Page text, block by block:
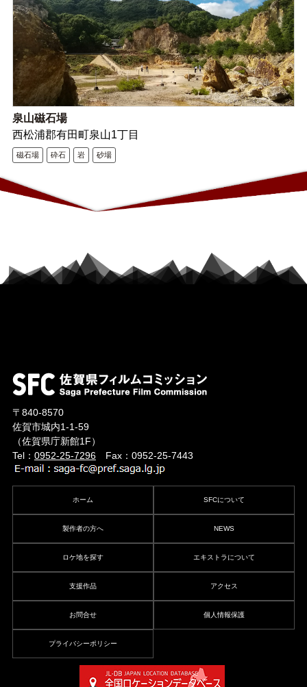
泉山磁石場
西松浦郡有田町泉山1丁目
磁石場 砕石 岩 砂場
〒840-8570
佐賀市城内1-1-59
（佐賀県庁新館1F）
Tel： 0952-25-7296Fax：0952-25-7443
ホーム SFCについて
製作者の方へ NEWS
ロケ地を探す エキストラについて
支援作品 アクセス
お問合せ 個人情報保護
プライバシーポリシー